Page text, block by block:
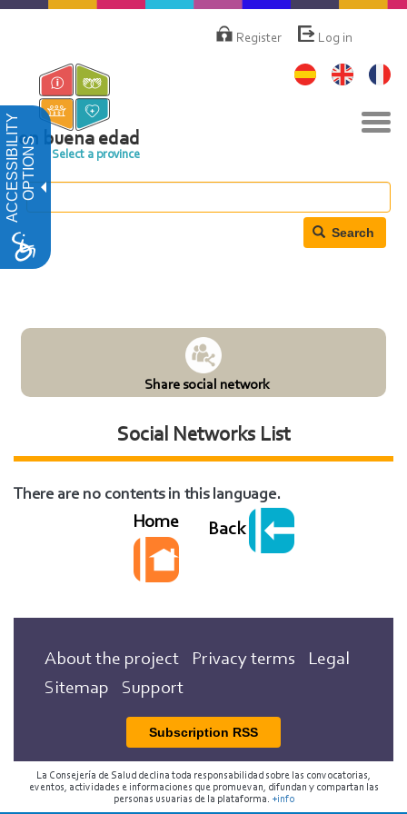
ACCESSIBILITYOPTIONS
Skip
content
deRegister Log in
en buena edad
Select a province
Search
Share social network
Social Networks List
There are no contents in this language.
Home Back
About the project Privacy terms
Legal
Sitemap
Support
Subscription RSS
La Consejería de Salud declina toda responsabilidad sobre las convocatorias,
eventos, actividades e informaciones que promuevan, difundan y compartan las
personas usuarias de la plataforma. +info